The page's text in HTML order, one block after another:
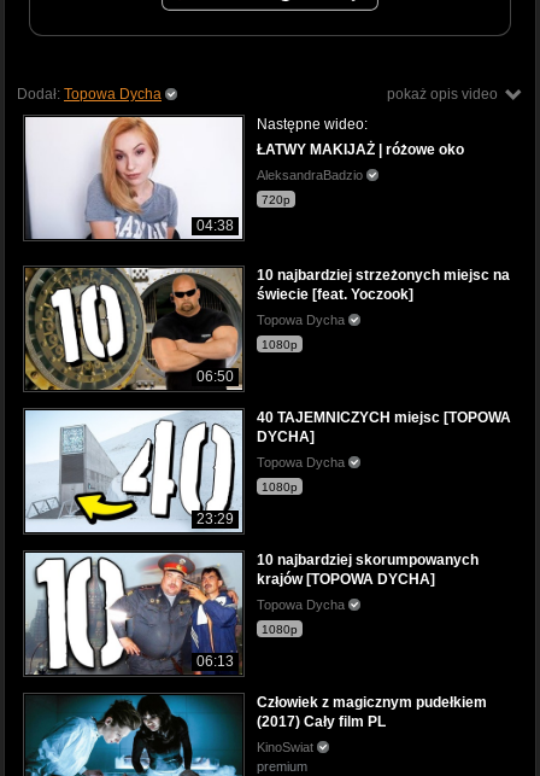
pokaż opis video
Dodał: Topowa Dycha
04:38
Następne wideo:
ŁATWY MAKIJAŻ | różowe oko
AleksandraBadzio
720p
06:50
10 najbardziej strzeżonych miejsc na
świecie [feat. Yoczook]
Topowa Dycha
1080p
23:29
40 TAJEMNICZYCH miejsc [TOPOWA
DYCHA]
Topowa Dycha
1080p
06:13
10 najbardziej skorumpowanych
krajów [TOPOWA DYCHA]
Topowa Dycha
1080p
Człowiek z magicznym pudełkiem
(2017) Cały film PL
KinoSwiat
premium